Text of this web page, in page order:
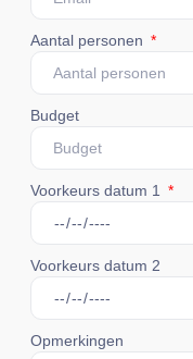
Aantal personen
Budget
Voorkeurs datum 1
Voorkeurs datum 2
Opmerkingen